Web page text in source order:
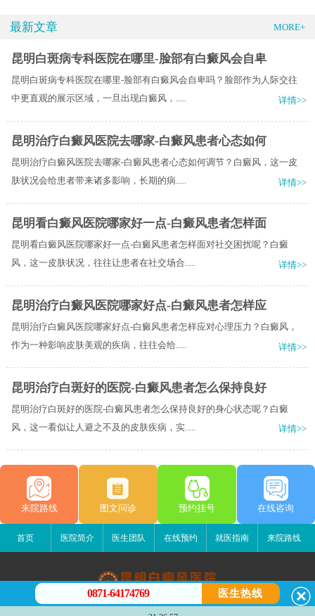
最新文章 MORE+
昆明白斑病专科医院在哪里-脸部有白癜风会自卑
昆明白斑病专科医院在哪里-脸部有白癜风会自卑吗？脸部作为人际交往
中更直观的展示区域，一旦出现白癜风，.....
详情>>
昆明治疗白癜风医院去哪家-白癜风患者心态如何
昆明治疗白癜风医院去哪家-白癜风患者心态如何调节？白癜风，这一皮
肤状况会给患者带来诸多影响，长期的病.....
详情>>
昆明看白癜风医院哪家好一点-白癜风患者怎样面
昆明看白癜风医院哪家好一点-白癜风患者怎样面对社交困扰呢？白癜
风，这一皮肤状况，往往让患者在社交场合.....
详情>>
昆明治疗白癜风医院哪家好点-白癜风患者怎样应
昆明治疗白癜风医院哪家好点-白癜风患者怎样应对心理压力？白癜风，
作为一种影响皮肤美观的疾病，往往会给.....
详情>>
昆明治疗白斑好的医院-白癜风患者怎么保持良好
昆明治疗白斑好的医院-白癜风患者怎么保持良好的身心状态呢？白癜
风，这一看似让人避之不及的皮肤疾病，实.....
详情>>
来院路线 图文问诊 预约挂号 在线咨询
首页 医院简介 医生团队 在线预约 就医指南 来院路线
昆明白癜风医院
0871-64174769 医生热线